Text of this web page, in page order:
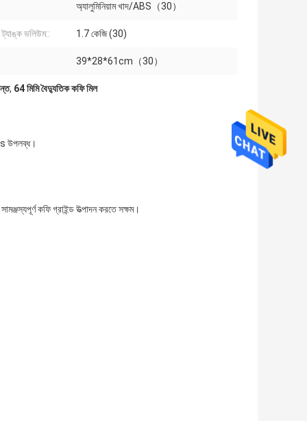
অ্যালুমিনিয়াম খাদ/ABS（30）
ট্যাঙ্ক ভলিউম:: 1.7 কেজি (30)
39*28*61cm（30）
, 64 মিমি বৈদ্যুতিক কফি মিল
উপলব্ধ।
কফি গ্রাইন্ড উত্পাদন করতে সক্ষম।